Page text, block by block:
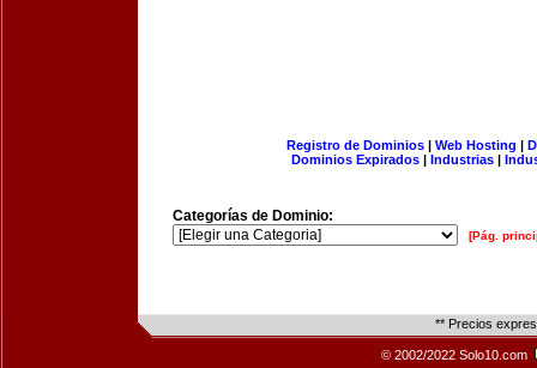
Registro de Dominios| Web Hosting |
Dominios Expirados | Industrias |
Categorías de Dominio:
[Pág.
** Precios
© 2002/2022 Solo10.com